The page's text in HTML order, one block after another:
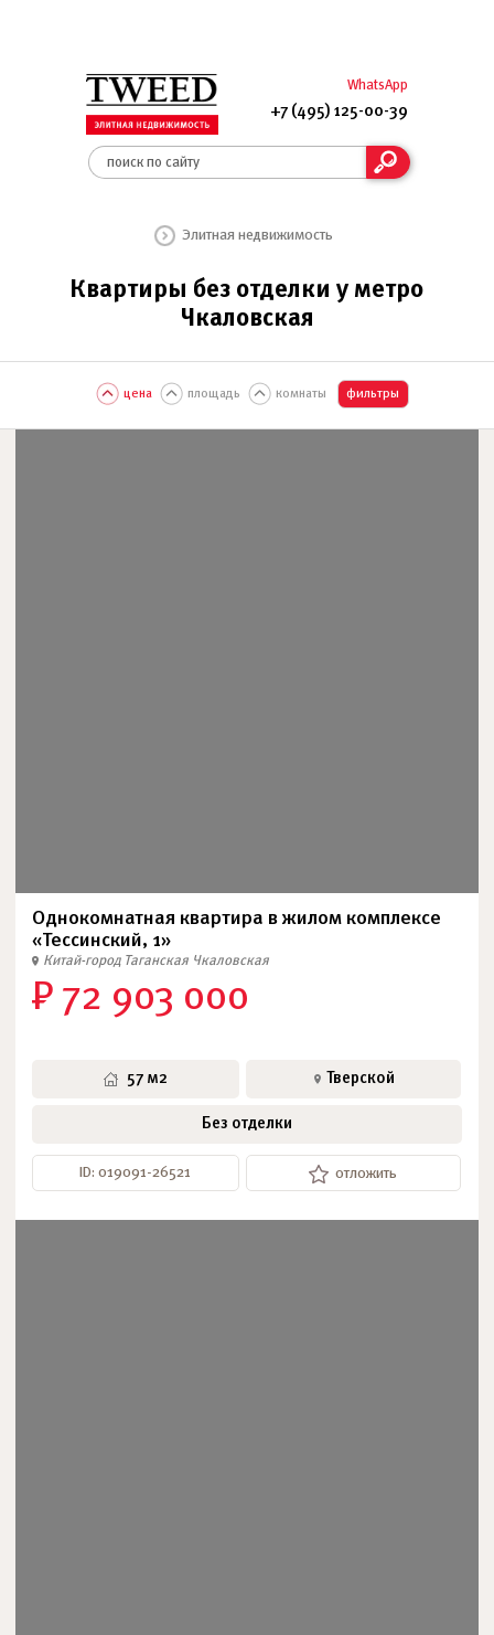
WhatsApp
+7 (495) 125-00-39
Элитная недвижимость
Квартиры без отделки у метро
Чкаловская
цена площадь комнаты фильтры
Однокомнатная квартира в жилом комплексе
«Тессинский, 1»
Китай-город Таганская Чкаловская
₽ 72 903 000
57 м2 Тверской
Без отделки
ID: 019091-26521 отложить